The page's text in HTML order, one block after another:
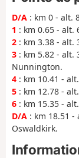
D/A : km 0 - alt.
1 : km 0.65 - alt.
2 : km 3.38 - alt.
3 : km 5.82 - alt.
Nunnington.
4 : km 10.41 -
5 : km 12.78 -
6 : km 15.35 -
D/A : km 18.51 -
Oswaldkirk.